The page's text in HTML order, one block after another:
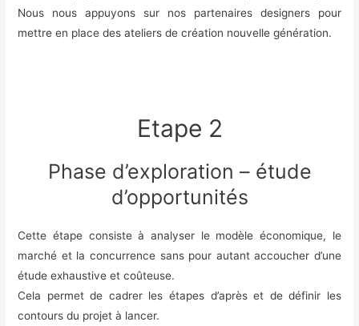
Nous nous appuyons sur nos partenaires designers pour
mettre en place des ateliers de création nouvelle génération.
Etape 2
Phase d’exploration – étude
d’opportunités
Cette étape consiste à analyser le modèle économique, le
marché et la concurrence sans pour autant accoucher d’une
étude exhaustive et coûteuse.
Cela permet de cadrer les étapes d’après et de définir les
contours du projet à lancer.